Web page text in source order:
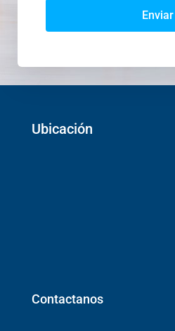
Enviar
Ubicación
Contactanos